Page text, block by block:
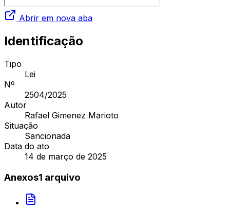
Abrir em nova aba
Identificação
Tipo
Lei
Nº
2504/2025
Autor
Rafael Gimenez Marioto
Situação
Sancionada
Data do ato
14 de março de 2025
Anexos1 arquivo